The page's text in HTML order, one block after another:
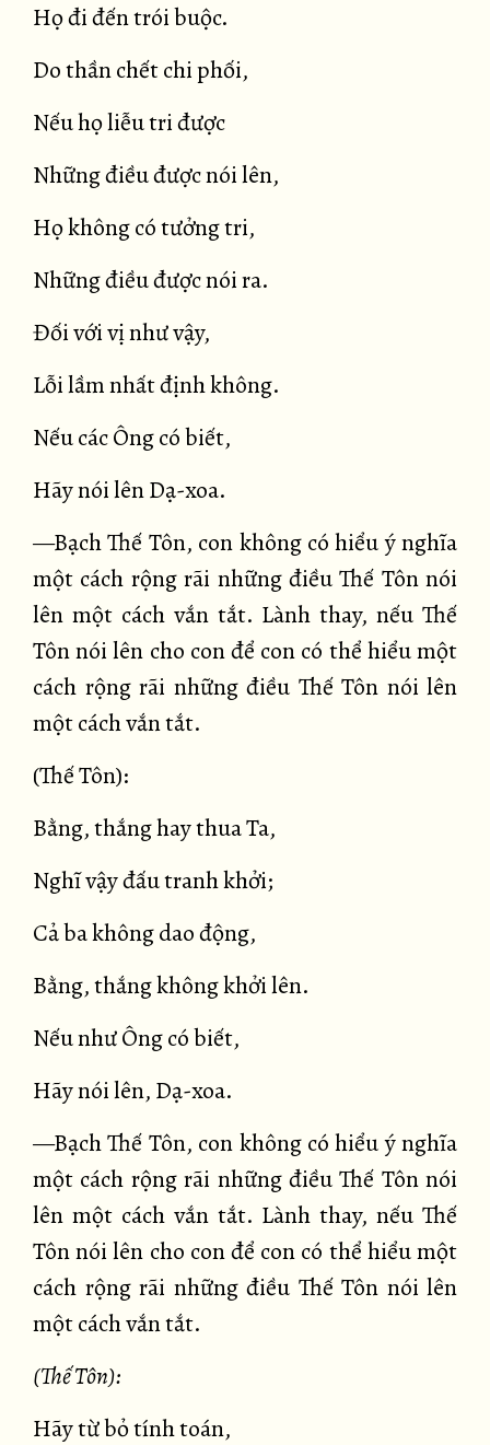
Họ đi đến trói buộc.
Do thần chết chi phối,
Nếu họ liễu tri được
Những điều được nói lên,
Họ không có tưởng tri,
Những điều được nói ra.
Đối với vị như vậy,
Lỗi lầm nhất định không.
Nếu các Ông có biết,
Hãy nói lên Dạ-xoa.
—Bạch Thế Tôn, con không có hiểu ý nghĩa
một cách rộng rãi những điều Thế Tôn nói
lên một cách vắn tắt. Lành thay, nếu Thế
Tôn nói lên cho con để con có thể hiểu một
cách rộng rãi những điều Thế Tôn nói lên
một cách vắn tắt.
(Thế Tôn):
Bằng, thắng hay thua Ta,
Nghĩ vậy đấu tranh khởi;
Cả ba không dao động,
Bằng, thắng không khởi lên.
Nếu như Ông có biết,
Hãy nói lên, Dạ-xoa.
—Bạch Thế Tôn, con không có hiểu ý nghĩa
một cách rộng rãi những điều Thế Tôn nói
lên một cách vắn tắt. Lành thay, nếu Thế
Tôn nói lên cho con để con có thể hiểu một
cách rộng rãi những điều Thế Tôn nói lên
một cách vắn tắt.
(Thế Tôn):
Hãy từ bỏ tính toán,